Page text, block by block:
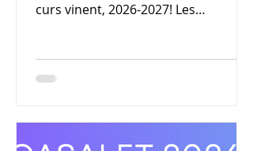
curs vinent, 2026-2027! Les
estiguin inscrits a l'extraescolar,
la inscripció del curs vinent. Per
aquelles noves inscripcions a les